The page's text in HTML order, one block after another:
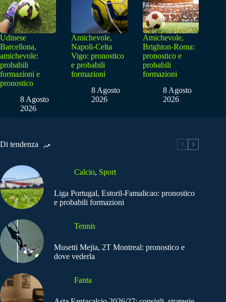
Udinese
Barcellona,
amichevole:
probabili
formazioni e
pronostico
8 Agosto
2026
Amichevole,
Napoli-Celta
Vigo: pronostico
e probabili
formazioni
8 Agosto
2026
Amichevole,
Brighton-Roma:
pronostico e
probabili
formazioni
8 Agosto
2026
Di tendenza
Calcio, Sport
Liga Portugal, Estoril-Famalicao: pronostico
e probabili formazioni
Tennis
Musetti Mejia, 2T Montreal: pronostico e
dove vederla
Fanta